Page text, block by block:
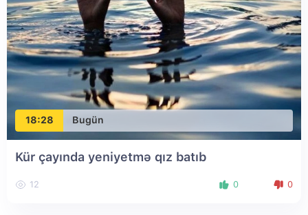
18:28 Bugün
Kür çayında yeniyetmə qız batıb
12 0 0